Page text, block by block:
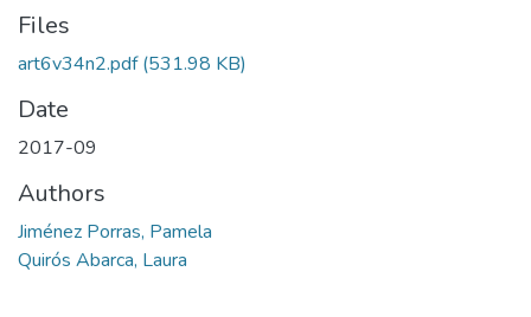
Files
art6v34n2.pdf(531.98 KB)
Date
2017-09
Authors
Jiménez Porras, Pamela
Quirós Abarca, Laura